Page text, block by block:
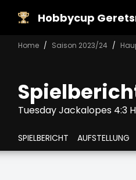
Hobbycup
Home Saison 2023/24
Tuesday Jackalopes 4:3
SPIELBERICHT AUFSTELLUNG